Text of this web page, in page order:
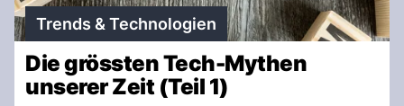
Trends & Technologien
Die grössten Tech-Mythen
unserer Zeit (Teil 1)